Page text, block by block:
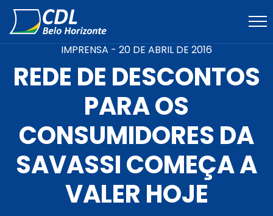
IMPRENSA - 20 DE ABRIL DE 2016
REDE DE DESCONTOS
PARA OS
CONSUMIDORES DA
SAVASSI COMEÇA A
VALER HOJE